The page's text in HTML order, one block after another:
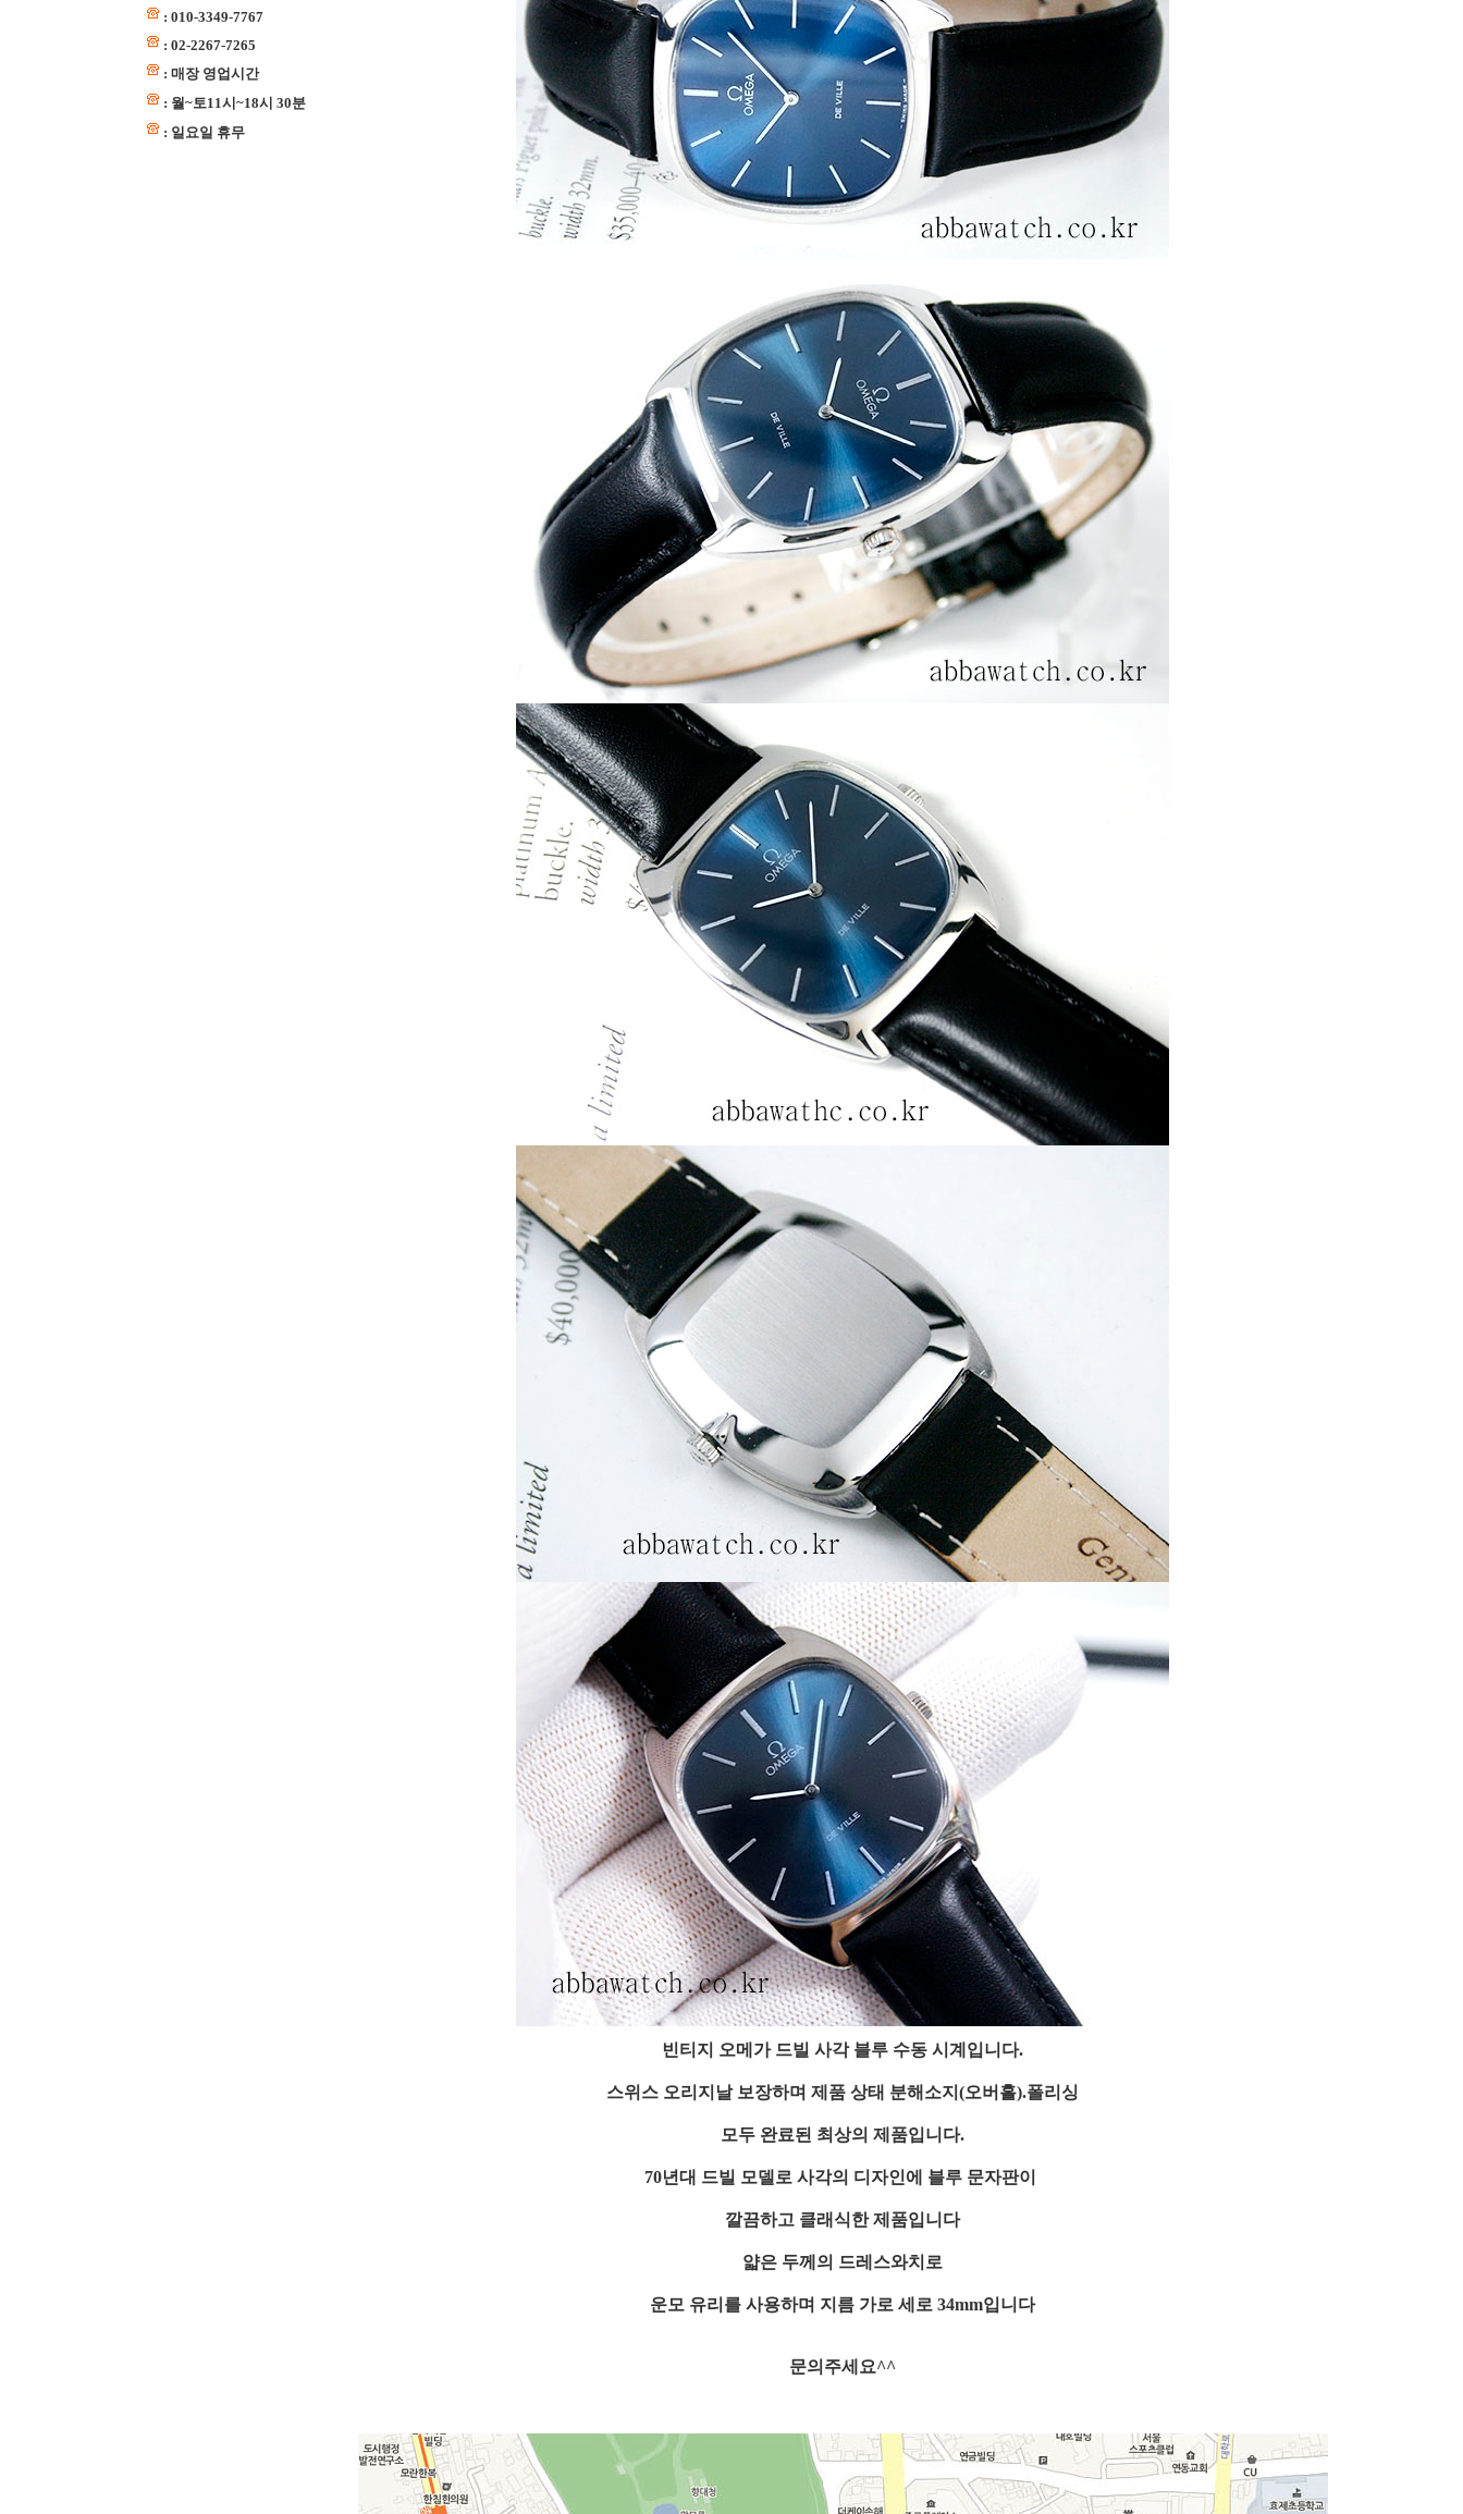
: 010-3349-7767
: 02-2267-7265
: 매장 영업시간
: 월~토11시~18시 30분
: 일요일 휴무
빈티지 오메가 드빌 사각 블루 수동 시계입니다.
스위스 오리지날 보장하며 제품 상태 분해소지(오버홀).폴리싱
모두 완료된 최상의 제품입니다.
70년대 드빌 모델로 사각의 디자인에 블루 문자판이
깔끔하고 클래식한 제품입니다
얇은 두께의 드레스와치로
운모 유리를 사용하며 지름 가로 세로 34mm입니다
문의주세요^^